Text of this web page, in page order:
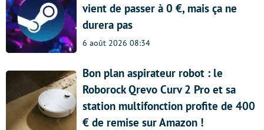
vient de passer à 0 €, mais ça ne
durera pas
6 août 2026 08:34
Bon plan aspirateur robot : le
Roborock Qrevo Curv 2 Pro et sa
station multifonction profite de 400
€ de remise sur Amazon !